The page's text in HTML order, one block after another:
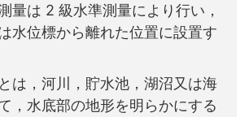
量は 2 級水準測量により行い，
水位標から離れた位置に設置す
は，河川，貯水池，湖沼又は海
，水底部の地形を明らかにする